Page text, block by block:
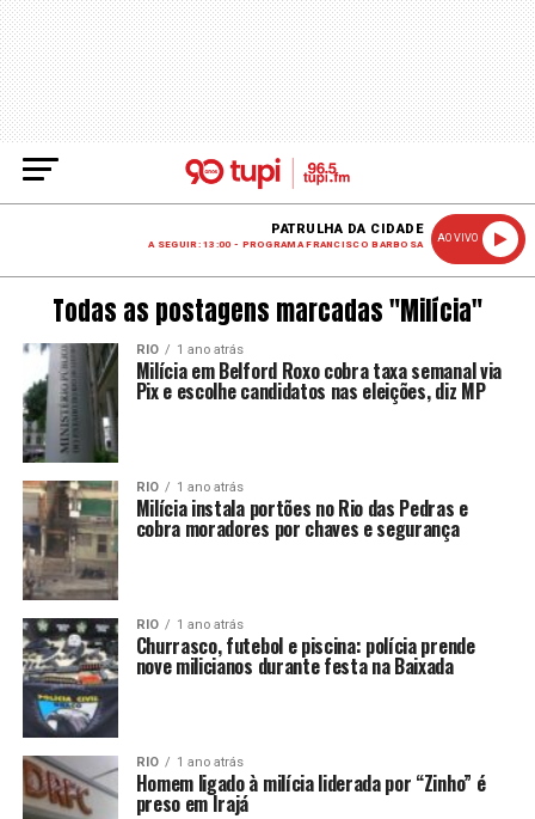
PATRULHA DA CIDADE
A SEGUIR: 13:00 - PROGRAMA FRANCISCO BARBOSA
AO VIVO
Todas as postagens marcadas "Milícia"
RIO 1 ano atrás
Milícia em Belford Roxo cobra taxa semanal via
Pix e escolhe candidatos nas eleições, diz MP
RIO 1 ano atrás
Milícia instala portões no Rio das Pedras e
cobra moradores por chaves e segurança
RIO 1 ano atrás
Churrasco, futebol e piscina: polícia prende
nove milicianos durante festa na Baixada
RIO 1 ano atrás
Homem ligado à milícia liderada por “Zinho” é
preso em Irajá